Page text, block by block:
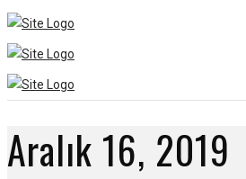
Aralık 16, 2019